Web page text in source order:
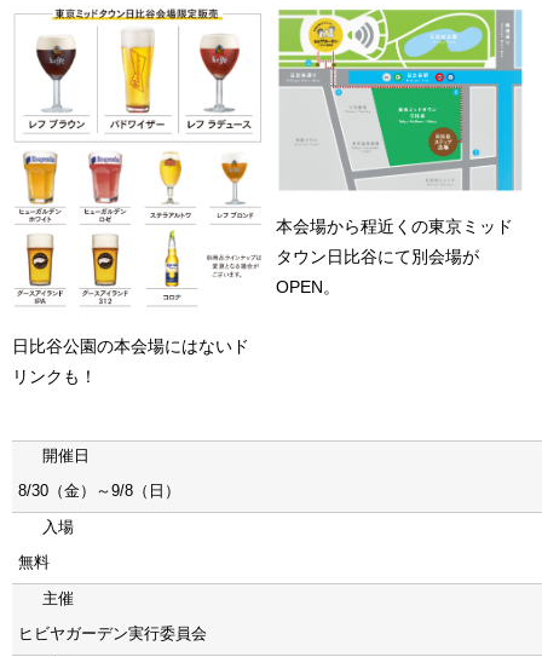
日比谷公園の本会場にはないド
リンクも！
本会場から程近くの東京ミッド
タウン日比谷にて別会場が
OPEN。
開催日
8/30（金）～9/8（日）
入場
無料
主催
ヒビヤガーデン実行委員会